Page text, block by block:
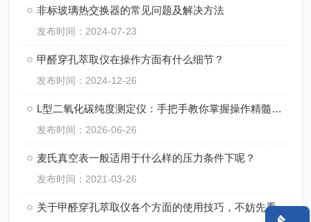
非标玻璃热交换器的常见问题及解决方法
发布时间：2024-07-23
甲醛穿孔萃取仪在操作方面有什么细节？
发布时间：2024-12-26
L型二氧化碳纯度测定仪：手把手教你掌握操作精髓，轻松搞定精准检测！
发布时间：2026-06-26
麦氏真空表一般适用于什么样的压力条件下呢？
发布时间：2021-03-26
关于甲醛穿孔萃取仪各个方面的使用技巧，不妨先看看下文